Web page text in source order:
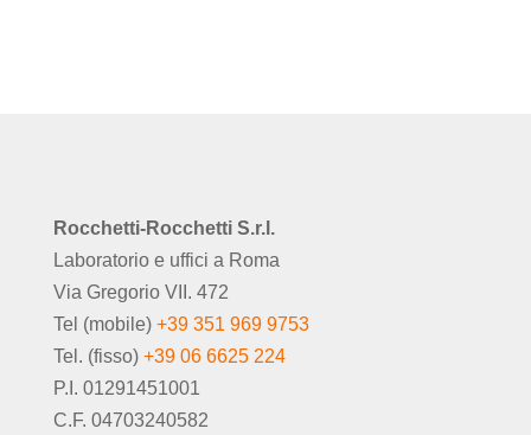
Rocchetti-Rocchetti S.r.l.
Laboratorio e uffici a Roma
Via Gregorio VII. 472
Tel (mobile) +39 351 969 9753
Tel. (fisso) +39 06 6625 224
P.I. 01291451001
C.F. 04703240582